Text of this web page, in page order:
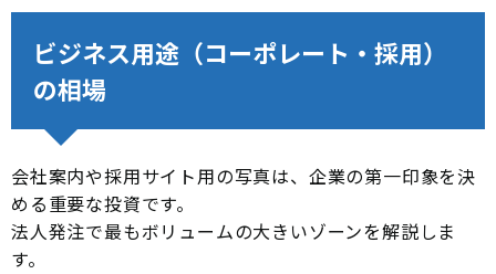
ビジネス用途（コーポレート・採用）
の相場
会社案内や採用サイト用の写真は、企業の第一印象を決
める重要な投資です。
法人発注で最もボリュームの大きいゾーンを解説しま
す。